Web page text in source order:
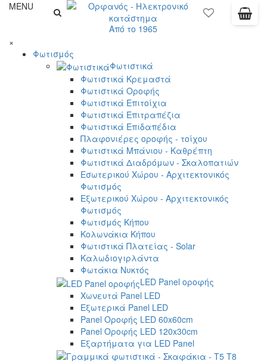
MENU
Από το 1965
×
Φωτισμός
Φωτιστικά
Φωτιστικά Κρεμαστά
Φωτιστικά Οροφής
Φωτιστικά Επιτοίχια
Φωτιστικά Επιτραπέζια
Φωτιστικά Επιδαπέδια
Πλαφονιέρες οροφής - τοίχου
Φωτιστικά Μπάνιου - Καθρέπτη
Φωτιστικά Διαδρόμων - Σκαλοπατιών
Εσωτερικού Χώρου - Αρχιτεκτονικός
Φωτισμός
Εξωτερικού Χώρου - Αρχιτεκτονικός
Φωτισμός
Φωτισμός Κήπου
Κολωνάκια Κήπου
Φωτιστικά Πλατείας - Solar
Καλωδιογιρλάντα
Φωτάκια Νυκτός
LED Panel οροφής
Χωνευτά Panel LED
Εξωτερικά Panel LED
Panel Οροφής LED 60x60cm
Panel Οροφής LED 120x30cm
Εξαρτήματα για LED Panel